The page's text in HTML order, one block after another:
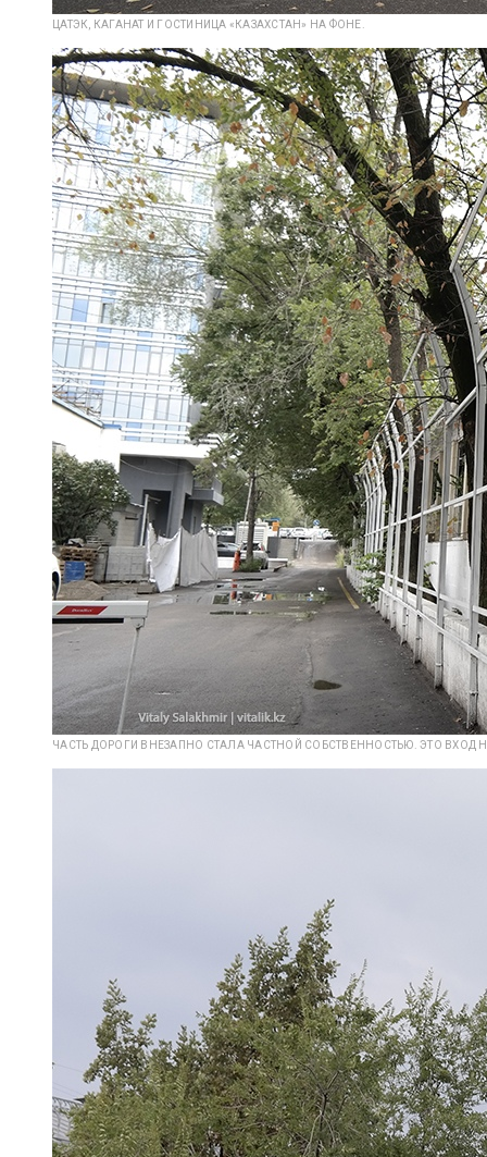
ЦАТЭК, КАГАНАТ И ГОСТИНИЦА «КАЗАХСТАН» НА ФОНЕ.
ЧАСТЬ ДОРОГИ ВНЕЗАПНО СТАЛА ЧАСТНОЙ СОБСТВЕННОСТЬЮ. ЭТО ВХОД